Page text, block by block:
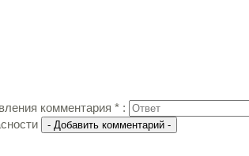
комментария * :